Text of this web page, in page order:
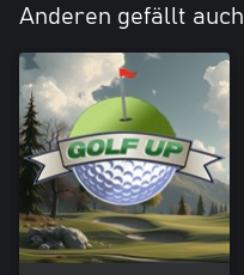
Anderen gefällt auch